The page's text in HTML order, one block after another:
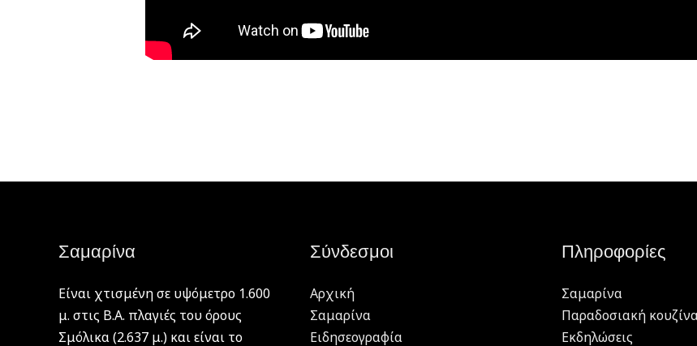
Σαμαρίνα
Είναι χτισμένη σε υψόμετρο 1.600
μ. στις Β.Α. πλαγιές του όρους
Σμόλικα (2.637 μ.) και είναι το
Σύνδεσμοι
Αρχική
Σαμαρίνα
Ειδησεογραφία
Πληροφορίες
Σαμαρίνα
Παραδοσιακή
Εκδηλώσεις